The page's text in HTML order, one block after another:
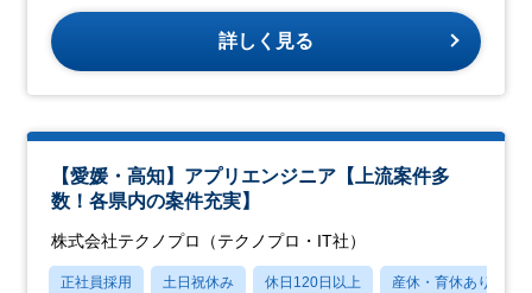
詳しく見る
【愛媛・高知】アプリエンジニア【上流案件多
数！各県内の案件充実】
株式会社テクノプロ（テクノプロ・IT社）
正社員採用 土日祝休み 休日120日以上 産休・育休あり